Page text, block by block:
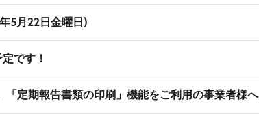
5月22日金曜日)
です！
「定期報告書類の印刷」機能をご利用の事業者様へ